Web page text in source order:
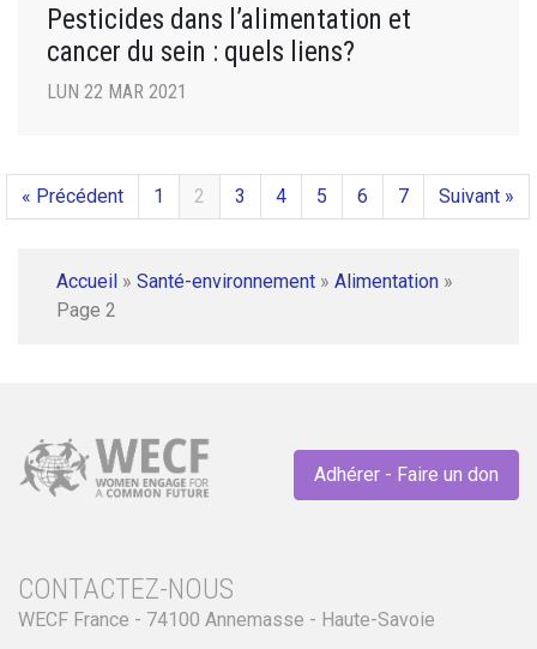
Pesticides dans l’alimentation et
cancer du sein : quels liens?
LUN 22 MAR 2021
« Précédent 1 2 3 4 5 6 7 Suivant »
Accueil » Santé-environnement » Alimentation »
Page 2
Adhérer - Faire un don
CONTACTEZ-NOUS
WECF France - 74100 Annemasse - Haute-Savoie